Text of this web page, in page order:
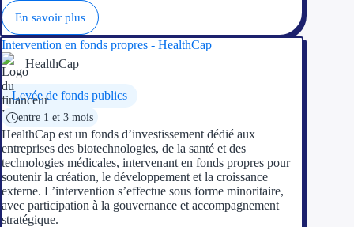
En savoir plus
Intervention en fonds propres - HealthCap
HealthCap
Levée de fonds publics
entre 1 et 3 mois
HealthCap est un fonds d’investissement dédié aux
entreprises des biotechnologies, de la santé et des
technologies médicales, intervenant en fonds propres pour
soutenir la création, le développement et la croissance
externe. L’intervention s’effectue sous forme minoritaire,
avec participation à la gouvernance et accompagnement
stratégique.